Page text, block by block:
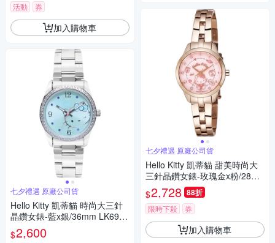
活動 券
加入購物車
七夕禮遇 原廠公司貨
Hello Kitty 凱蒂貓 時尚大三針
晶鑽女錶-藍x銀/36mm LK691L
WNA 七夕寵愛季 送禮推薦
$2,600
七夕禮遇 原廠公司貨
Hello Kitty 凱蒂貓 甜美時尚大
三針晶鑽女錶-玫瑰金x粉/28m
m LK707LRPS 七夕寵愛季 送
禮推薦
$2,728 88折
限時下殺 券
加入購物車